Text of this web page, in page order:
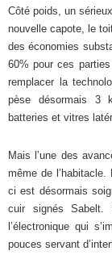
Côté poids, un
nouvelle capote, le
des économies
60% pour ces
remplacer la
pèse désormais 3
batteries et vitres
Mais l’une des
même de
ci est désormais
cuir signés Sabelt.
l’électronique qui
pouces servant